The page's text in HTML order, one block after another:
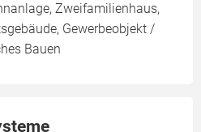
Zweifamilienhaus,
Gewerbeobjekt /
Bauen